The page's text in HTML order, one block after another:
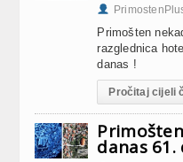
Primošten
razglednica
danas !
Pročitaj cijeli
danas 61.